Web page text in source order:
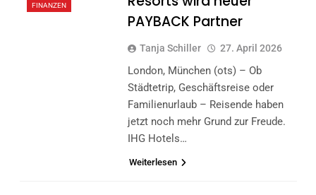
FINANZEN
PAYBACK Partner
Tanja Schiller 27. April 2026
London, München (ots) – Ob
Städtetrip, Geschäftsreise oder
Familienurlaub – Reisende haben
jetzt noch mehr Grund zur Freude.
IHG Hotels…
Weiterlesen